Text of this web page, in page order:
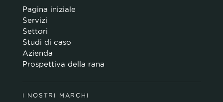
Pagina iniziale
Servizi
Settori
Studi di caso
Azienda
Prospettiva della rana
I NOSTRI MARCHI